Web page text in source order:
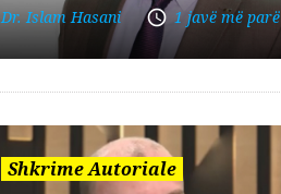
Dr. Islam Hasani 1 javë më parë
Shkrime Autoriale